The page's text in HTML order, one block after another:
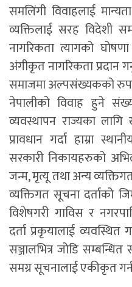
समलिंगी विवाहलाई
व्यक्तिलाई सरह विदेशी
नागरिकता त्यागको
अंगीकृत नागरिकता प्रदान
समाजमा अल्पसंख्यकको
नेपालीको विवाह हुने
व्यवस्थापन राज्यका
प्रावधान गर्दा हाम्रा
सरकारी निकायहरुको
जन्म, मृत्यू तथा अन्य
व्यक्तिगत सूचना दर्ताको
विशेषगरी गाविस र
दर्ता प्रकृयालाई व्यवस्थित
सञ्जालभित्र जोडि
समग्र सूचनालाई एकीकृत